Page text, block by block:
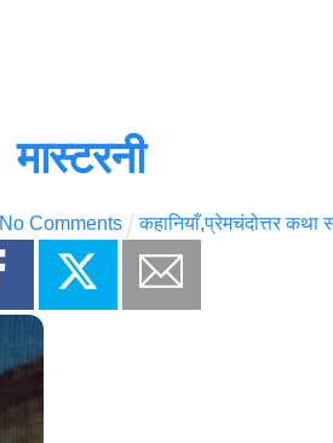
मास्टरनी
No Comments कहानियाँ,प्रेमचंदोत्तर कथा